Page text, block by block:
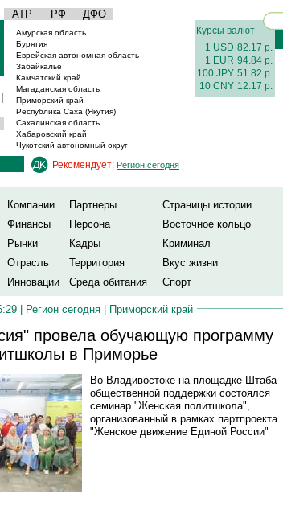
АТР РФ ДФО
|
Амурская область
Бурятия
Еврейская автономная область
Забайкалье
Камчатский край
Магаданская область
Приморский край
Республика Саха (Якутия)
Сахалинская область
Хабаровский край
Чукотский автономный округ
Курсы валют
1 USD 82.17 р.
1 EUR 94.84 р.
100 JPY 51.82 р.
10 CNY 12.17 р.
Рекомендует: Регион сегодня
Компании Партнеры
Страницы истории
Финансы Персона
Восточное кольцо
Рынки Кадры
Криминал
Отрасль Территория
Вкус жизни
Инновации Среда обитания Спорт
| Регион сегодня | Приморский край
провела обучающую программу
в Приморье
Во Владивостоке на площадке Штаба
общественной поддержки состоялся
семинар "Женская политшкола",
организованный в рамках партпроекта
"Женское движение Единой России"